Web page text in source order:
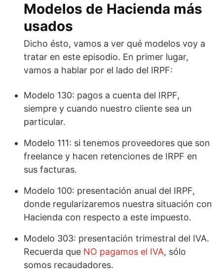
Modelos de Hacienda más
usados
Dicho ésto, vamos a ver qué modelos voy a
tratar en este episodio. En primer lugar,
vamos a hablar por el lado del IRPF:
Modelo 130: pagos a cuenta del IRPF,
siempre y cuando nuestro cliente sea un
particular.
Modelo 111: si tenemos proveedores que son
freelance y hacen retenciones de IRPF en
sus facturas.
Modelo 100: presentación anual del IRPF,
donde regularizaremos nuestra situación con
Hacienda con respecto a este impuesto.
Modelo 303: presentación trimestral del IVA.
Recuerda que NO pagamos el IVA, sólo
somos recaudadores.